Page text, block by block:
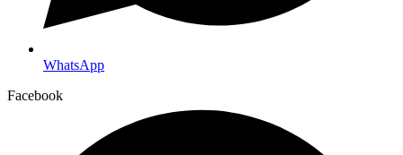
WhatsApp
Facebook